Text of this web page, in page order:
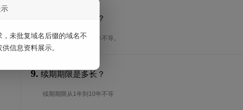
注册期限是多长？
注册期限从1年到10年不等。
9. 续期期限是多长？
续期期限从1年到10年不等
未批复域名后缀的域名不
信息资料展示。